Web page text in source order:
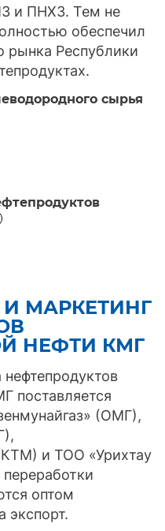
и ПНХЗ. Тем не
обеспечил
рынка Республики
сырья
МАРКЕТИНГ
НЕФТИ КМГ
поставляется
(ОМГ),
и ТОО «Урихтау
оптом
экспорт.